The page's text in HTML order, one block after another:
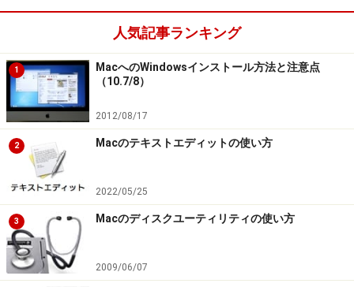
各デスクトップとアプリケーションを関連づけること
で、アプリケーションを起動または切り替えるときに自
動的にデスクトップが切り替わるように設定できます。
便利な使い方
●F19キーなどですべてのデスクトップを表示させたあ
と、F3キー（※機種によって異なります）の「すべての
ウインドウ」を表示させることで、すべてのデスクトッ
プのすべてのウインドウが表示されます。ただしExpose
の「アプリケーション」や「デスクトップを表示」のキ
人気記事ランキング
1
MacへのWindowsインストール方法と注意点
（10.7/8）
2012/08/17
2 Macのテキストエディットの使い方
2022/05/25
3 Macのディスクユーティリティの使い方
2009/06/07